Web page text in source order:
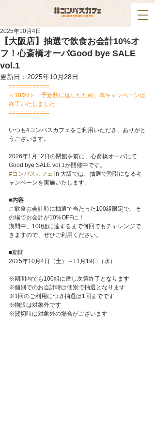
【大阪店】抽選で飲食お会計10%オ
フ！心斎橋オーパGood bye SALE
vol.1
2025年10月4日
更新日： 2025年10月28日
============
＜10/28＞　予定数に達したため、本キャンペーンは
終了いたしました
============
いつも#コンパスカフェをご利用いただき、ありがと
うございます。
2026年1月12日の閉館を前に、心斎橋オーパにて
Good bye SALE vol.1が開催中です。
#コンパスカフェ in 大阪では、抽選で割引になるキ
ャンペーンを実施いたします。
■内容
ご飲食お会計時に抽選で当たった100組限定で、そ
の場でお会計が10%OFFに！
期間中、100組に達するまで何回でもチャレンジで
きますので、ぜひご利用ください。
■期間
2025年10月4日（土）～11月19日（水）
※期間内でも100組に達し次第終了となります
※個別でのお会計時は個別で抽選となります
※1回のご利用につき抽選は1回までです
※物販は対象外です
※貸切時は対象外の場合がございます